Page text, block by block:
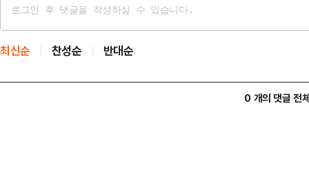
최신순 찬성순 반대순
0 개의 댓글 전